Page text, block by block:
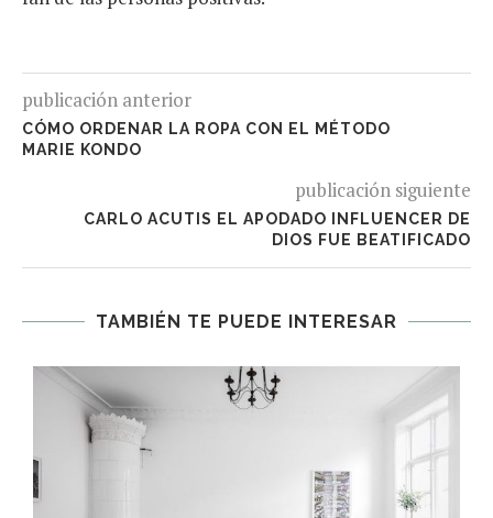
publicación anterior
CÓMO ORDENAR LA ROPA CON EL MÉTODO
MARIE KONDO
publicación siguiente
CARLO ACUTIS EL APODADO INFLUENCER DE
DIOS FUE BEATIFICADO
TAMBIÉN TE PUEDE INTERESAR